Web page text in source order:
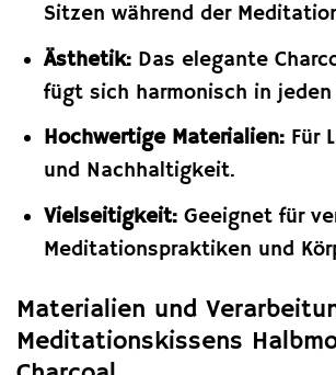
Sitzen während der
Ästhetik:Das elegante
fügt sich harmonisch in jeden
Hochwertige Materialien:Für
und Nachhaltigkeit.
Vielseitigkeit:Geeignet für
Meditationspraktiken und
Materialien und
Meditationskissens